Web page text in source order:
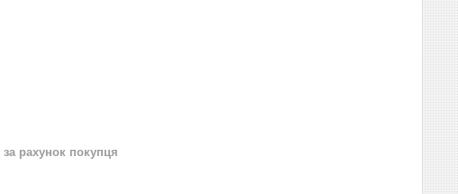
за рахунок покупця